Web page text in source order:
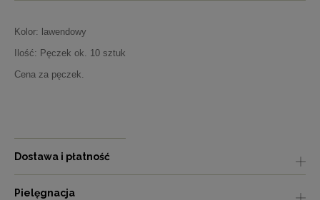
Kolor: lawendowy
Ilość: Pęczek ok. 10 sztuk
Cena za pęczek.
Dostawa i płatność
Pielęgnacja